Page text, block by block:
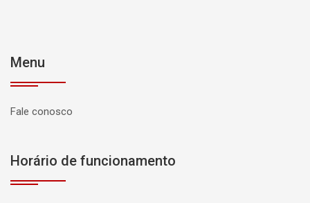
Menu
Fale conosco
Horário de funcionamento